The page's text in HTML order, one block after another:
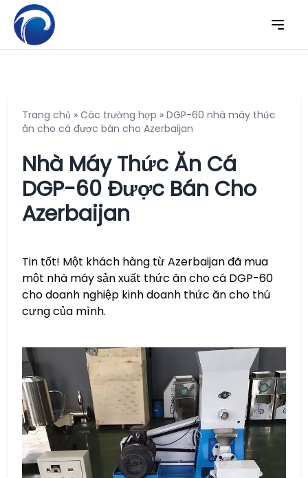
Trang chủ » Các trường hợp » DGP-60 nhà máy thức
ăn cho cá được bán cho Azerbaijan
Nhà Máy Thức Ăn Cá
DGP-60 Được Bán Cho
Azerbaijan
Tin tốt! Một khách hàng từ Azerbaijan đã mua
một nhà máy sản xuất thức ăn cho cá DGP-60
cho doanh nghiệp kinh doanh thức ăn cho thú
cưng của mình.